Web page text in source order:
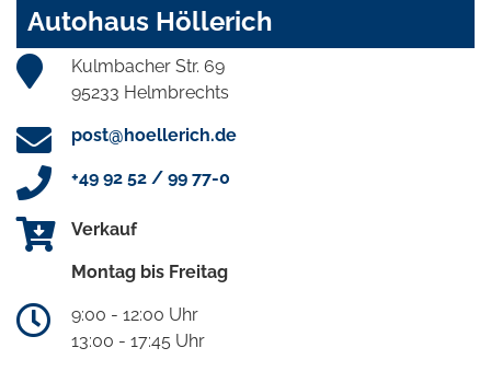
Autohaus Höllerich
Kulmbacher Str. 69
95233 Helmbrechts
post@hoellerich.de
+49 92 52 / 99 77-0
Verkauf
Montag bis Freitag
9:00 - 12:00 Uhr
13:00 - 17:45 Uhr